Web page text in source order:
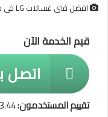
افضل فنى غسالات LG فى حدائق الاهرام
قيم الخدمة الآن
اتصل
تقييم المستخدمون:3.44